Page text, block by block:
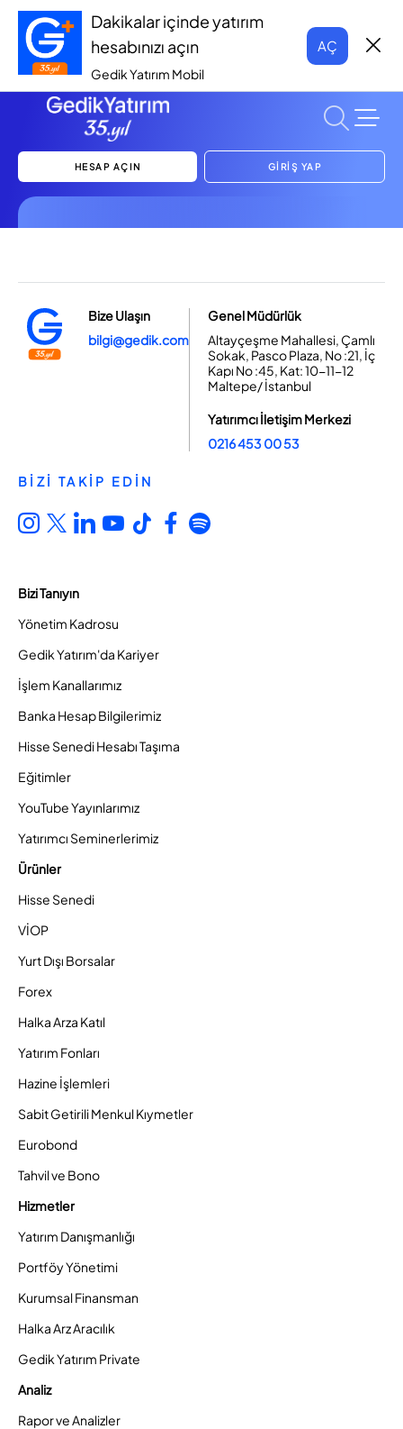
Dakikalar içinde yatırım
hesabınızı açın
Gedik Yatırım Mobil
AÇ
HESAP AÇIN GİRİŞ YAP
Bize Ulaşın
bilgi@gedik.com
Genel Müdürlük
Altayçeşme Mahallesi, Çamlı
Sokak, Pasco Plaza, No :21, İç
Kapı No :45, Kat: 10-11-12
Maltepe/ İstanbul
Yatırımcı İletişim Merkezi
0216 453 00 53
BİZİ TAKİP EDİN
Bizi Tanıyın
Yönetim Kadrosu
Gedik Yatırım'da Kariyer
İşlem Kanallarımız
Banka Hesap Bilgilerimiz
Hisse Senedi Hesabı Taşıma
Eğitimler
YouTube Yayınlarımız
Yatırımcı Seminerlerimiz
Ürünler
Hisse Senedi
VİOP
Yurt Dışı Borsalar
Forex
Halka Arza Katıl
Yatırım Fonları
Hazine İşlemleri
Sabit Getirili Menkul Kıymetler
Eurobond
Tahvil ve Bono
Hizmetler
Yatırım Danışmanlığı
Portföy Yönetimi
Kurumsal Finansman
Halka Arz Aracılık
Gedik Yatırım Private
Analiz
Rapor ve Analizler